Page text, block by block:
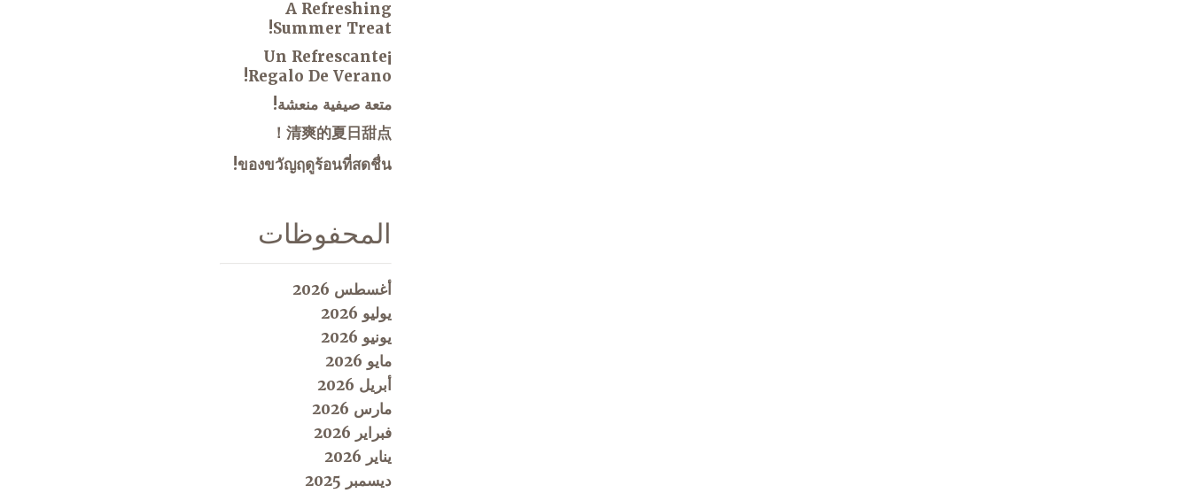
A Refreshing
Summer Treat!
¡Un Refrescante
Regalo De Verano!
متعة صيفية منعشة!
清爽的夏日甜点！
ของขวัญฤดูร้อนที่สดชื่น!
المحفوظات
أغسطس 2026
يوليو 2026
يونيو 2026
مايو 2026
أبريل 2026
مارس 2026
فبراير 2026
يناير 2026
ديسمبر 2025